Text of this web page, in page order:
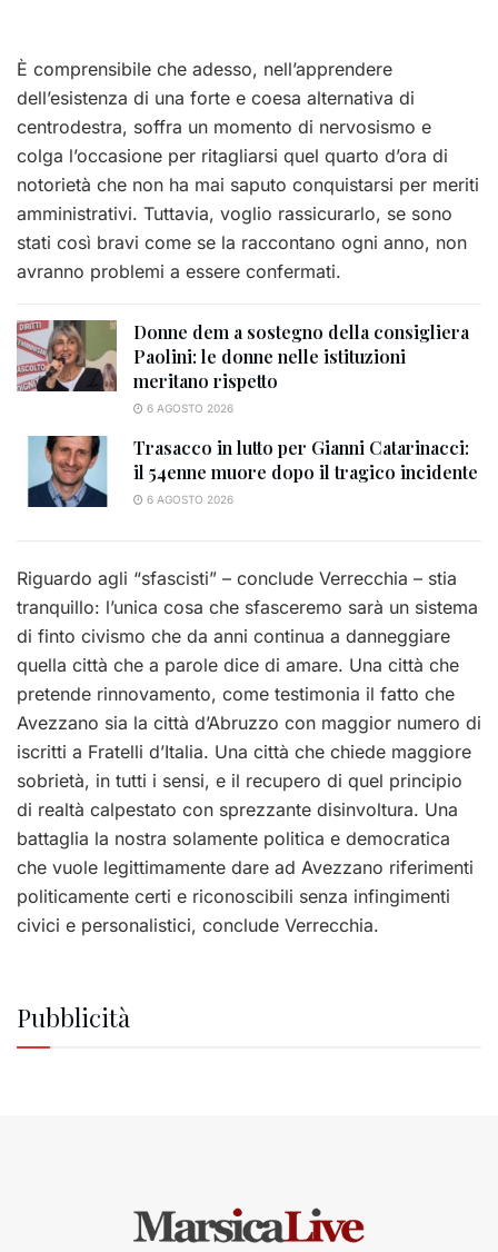
È comprensibile che adesso, nell’apprendere
dell’esistenza di una forte e coesa alternativa di
centrodestra, soffra un momento di nervosismo e
colga l’occasione per ritagliarsi quel quarto d’ora di
notorietà che non ha mai saputo conquistarsi per meriti
amministrativi. Tuttavia, voglio rassicurarlo, se sono
stati così bravi come se la raccontano ogni anno, non
avranno problemi a essere confermati.
Donne dem a sostegno della consigliera
Paolini: le donne nelle istituzioni
meritano rispetto
6 AGOSTO 2026
Trasacco in lutto per Gianni Catarinacci:
il 54enne muore dopo il tragico incidente
6 AGOSTO 2026
Riguardo agli “sfascisti” – conclude Verrecchia – stia
tranquillo: l’unica cosa che sfasceremo sarà un sistema
di finto civismo che da anni continua a danneggiare
quella città che a parole dice di amare. Una città che
pretende rinnovamento, come testimonia il fatto che
Avezzano sia la città d’Abruzzo con maggior numero di
iscritti a Fratelli d’Italia. Una città che chiede maggiore
sobrietà, in tutti i sensi, e il recupero di quel principio
di realtà calpestato con sprezzante disinvoltura. Una
battaglia la nostra solamente politica e democratica
che vuole legittimamente dare ad Avezzano riferimenti
politicamente certi e riconoscibili senza infingimenti
civici e personalistici, conclude Verrecchia.
Pubblicità